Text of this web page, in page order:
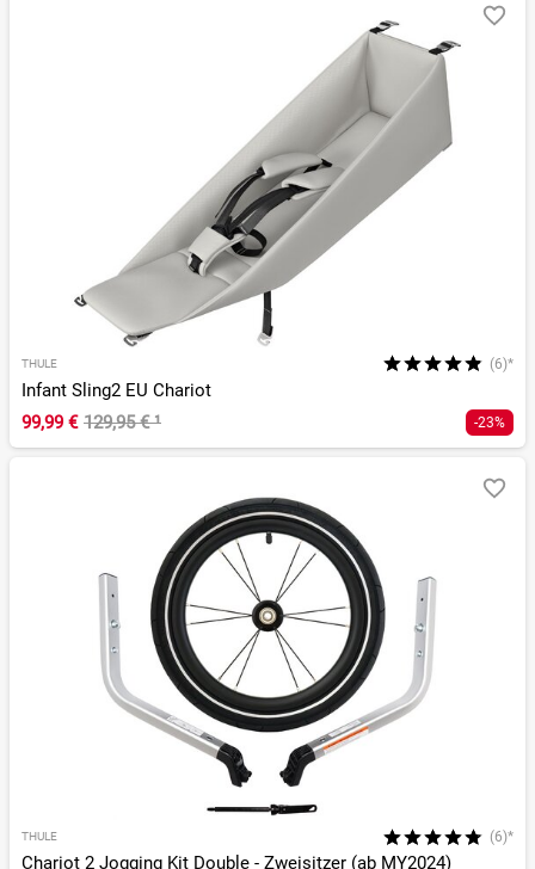
THULE (6)*
Infant Sling2 EU Chariot
99,99 € 129,95 €¹ -23%
THULE (6)*
Chariot 2 Jogging Kit Double - Zweisitzer (ab MY2024)